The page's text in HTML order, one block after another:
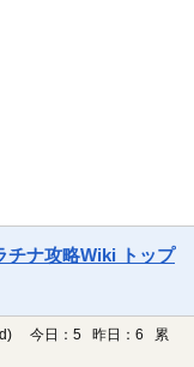
チナ攻略Wiki トップ
今日：5 昨日：6 累